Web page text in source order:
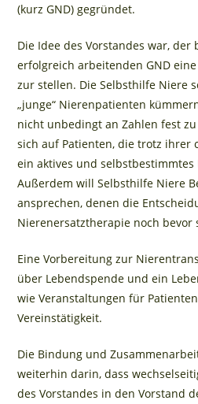
(kurz GND) gegründet.
Die Idee des Vorstandes war, der
erfolgreich arbeitenden GND
zur stellen. Die Selbsthilfe Niere
„junge“ Nierenpatienten
nicht unbedingt an Zahlen fest
sich auf Patienten, die trotz ihrer
ein aktives und
Außerdem will Selbsthilfe Niere
ansprechen, denen die
Nierenersatztherapie noch bevor
Eine Vorbereitung zur
über Lebendspende und ein
wie Veranstaltungen für
Vereinstätigkeit.
Die Bindung und
weiterhin darin, dass
des Vorstandes in den Vorstand